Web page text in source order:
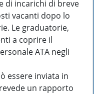
di incarichi di breve
vacanti dopo lo
Le graduatorie,
a coprire il
ATA negli
essere inviata in
un rapporto